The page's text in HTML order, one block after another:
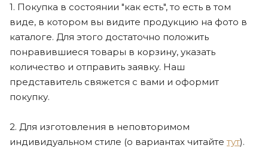
1. Покупка в состоянии "как есть", то есть в том
виде, в котором вы видите продукцию на фото в
каталоге. Для этого достаточно положить
понравившиеся товары в корзину, указать
количество и отправить заявку. Наш
представитель свяжется с вами и оформит
покупку.
2. Для изготовления в неповторимом
индивидуальном стиле (о вариантах читайте тут).